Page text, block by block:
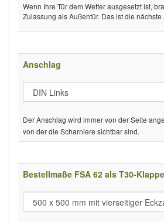
Wenn Ihre Tür dem Wetter ausgesetzt ist,
Zulassung als Außentür. Das ist die nächste
Anschlag
Der Anschlag wird immer von der Seite
von der die Scharniere sichtbar sind.
Bestellmaße FSA 62 als T30-Klappe